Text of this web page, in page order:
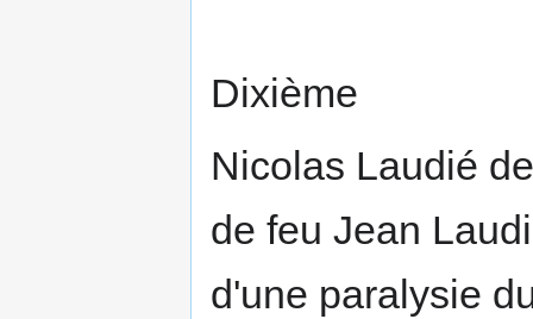
Dixième
Nicolas Laudié
de feu Jean
d'une paralysie